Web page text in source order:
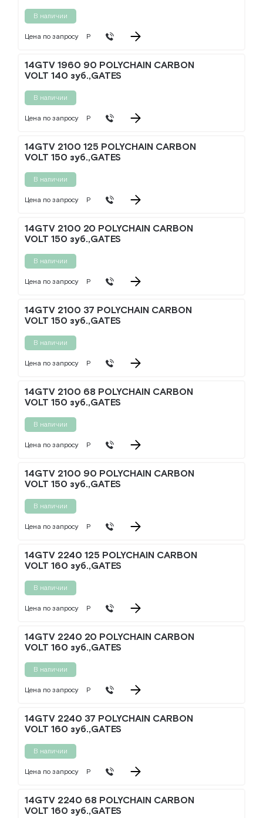
В наличии
Цена по запросу Р
14GTV 1960 90 POLYCHAIN CARBON
VOLT 140 зуб.,GATES
В наличии
Цена по запросу Р
14GTV 2100 125 POLYCHAIN CARBON
VOLT 150 зуб.,GATES
В наличии
Цена по запросу Р
14GTV 2100 20 POLYCHAIN CARBON
VOLT 150 зуб.,GATES
В наличии
Цена по запросу Р
14GTV 2100 37 POLYCHAIN CARBON
VOLT 150 зуб.,GATES
В наличии
Цена по запросу Р
14GTV 2100 68 POLYCHAIN CARBON
VOLT 150 зуб.,GATES
В наличии
Цена по запросу Р
14GTV 2100 90 POLYCHAIN CARBON
VOLT 150 зуб.,GATES
В наличии
Цена по запросу Р
14GTV 2240 125 POLYCHAIN CARBON
VOLT 160 зуб.,GATES
В наличии
Цена по запросу Р
14GTV 2240 20 POLYCHAIN CARBON
VOLT 160 зуб.,GATES
В наличии
Цена по запросу Р
14GTV 2240 37 POLYCHAIN CARBON
VOLT 160 зуб.,GATES
В наличии
Цена по запросу Р
14GTV 2240 68 POLYCHAIN CARBON
VOLT 160 зуб.,GATES